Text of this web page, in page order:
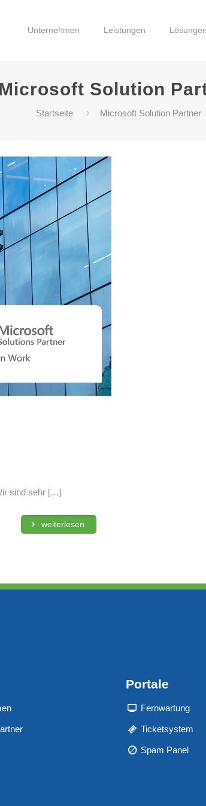
Unternehmen Leistungen Lösungen
Microsoft Solution
Startseite Microsoft Solution Partner
sind sehr […]
weiterlesen
Portale
Fernwartung
Ticketsystem
Spam Panel